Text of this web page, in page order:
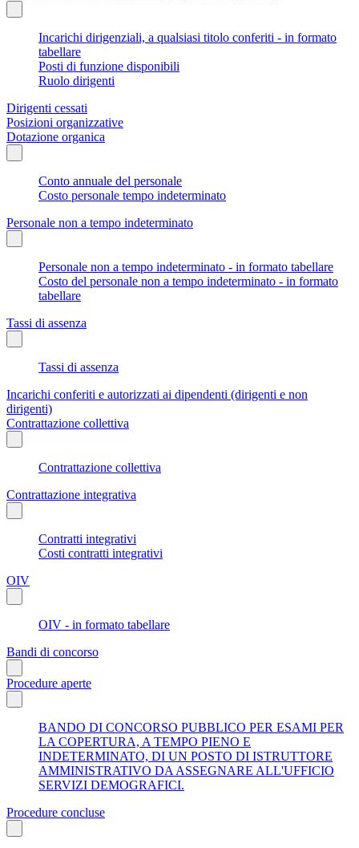
Incarichi dirigenziali, a qualsiasi titolo conferiti - in formato
tabellare
Posti di funzione disponibili
Ruolo dirigenti
Dirigenti cessati
Posizioni organizzative
Dotazione organica
Conto annuale del personale
Costo personale tempo indeterminato
Personale non a tempo indeterminato
Personale non a tempo indeterminato - in formato tabellare
Costo del personale non a tempo indeterminato - in formato
tabellare
Tassi di assenza
Tassi di assenza
Incarichi conferiti e autorizzati ai dipendenti (dirigenti e non
dirigenti)
Contrattazione collettiva
Contrattazione collettiva
Contrattazione integrativa
Contratti integrativi
Costi contratti integrativi
OIV
OIV - in formato tabellare
Bandi di concorso
Procedure aperte
BANDO DI CONCORSO PUBBLICO PER ESAMI PER
LA COPERTURA, A TEMPO PIENO E
INDETERMINATO, DI UN POSTO DI ISTRUTTORE
AMMINISTRATIVO DA ASSEGNARE ALL'UFFICIO
SERVIZI DEMOGRAFICI.
Procedure concluse